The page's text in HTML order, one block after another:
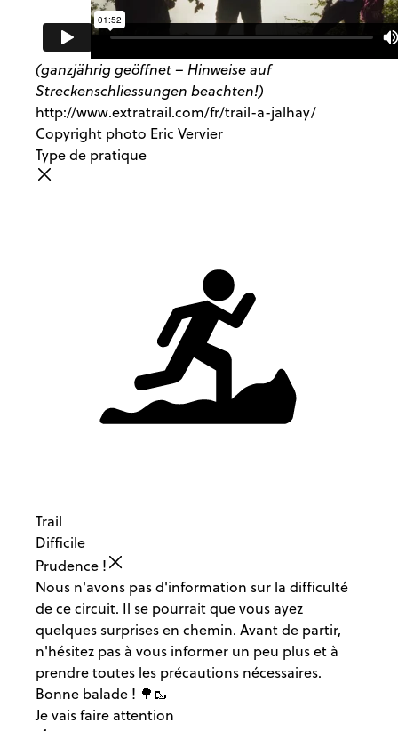
(ganzjährig geöffnet – Hinweise auf
Streckenschliessungen beachten!)
http://www.extratrail.com/fr/trail-a-jalhay/
Copyright photo Eric Vervier
Type de pratique
Trail
Difficile
Prudence !
Nous n'avons pas d'information sur la difficulté
de ce circuit. Il se pourrait que vous ayez
quelques surprises en chemin. Avant de partir,
n'hésitez pas à vous informer un peu plus et à
prendre toutes les précautions nécessaires.
Bonne balade ! 🌳🥾
Je vais faire attention